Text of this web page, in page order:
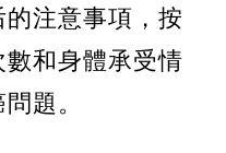
注意事項，按
和身體承受情
題。